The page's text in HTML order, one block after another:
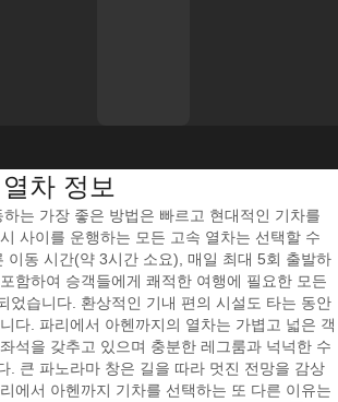
차 정보
는 가장 좋은 방법은 빠르고 현대적인 기차를
사이를 운행하는 모든 고속 열차는 선택할 수
이동 시간(약 3시간 소요), 매일 최대 5회 출발하
함하여 승객들에게 쾌적한 여행에 필요한 모든
었습니다. 환상적인 기내 편의 시설도 타는 동안
다. 파리에서 아헨까지의 열차는 가볍고 넓은 객
석을 갖추고 있으며 충분한 레그룸과 넉넉한 수
. 큰 파노라마 창은 길을 따라 멋진 전망을 감상
에서 아헨까지 기차를 선택하는 또 다른 이유는